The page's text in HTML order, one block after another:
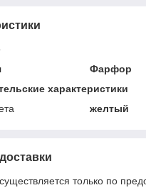
Фарфор
характеристики
желтый
только по